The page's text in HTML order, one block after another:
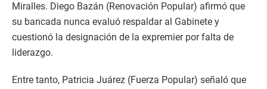
Miralles. Diego Bazán (Renovación Popular) afirmó que
su bancada nunca evaluó respaldar al Gabinete y
cuestionó la designación de la expremier por falta de
liderazgo.
Entre tanto, Patricia Juárez (Fuerza Popular) señaló que